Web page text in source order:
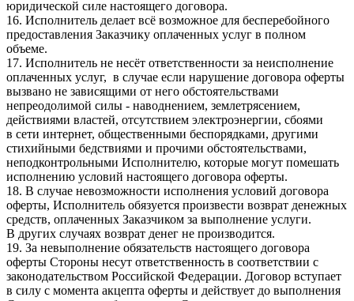
юридической силе настоящего договора.
16. Исполнитель делает всё возможное для бесперебойного
предоставления Заказчику оплаченных услуг в полном
объеме.
17. Исполнитель не несёт ответственности за неисполнение
оплаченных услуг, в случае если нарушение договора оферты
вызвано не зависящими от него обстоятельствами
непреодолимой силы - наводнением, землетрясением,
действиями властей, отсутствием электроэнергии, сбоями
в сети интернет, общественными беспорядками, другими
стихийными бедствиями и прочими обстоятельствами,
неподконтрольными Исполнителю, которые могут помешать
исполнению условий настоящего договора оферты.
18. В случае невозможности исполнения условий договора
оферты, Исполнитель обязуется произвести возврат денежных
средств, оплаченных Заказчиком за выполнение услуги.
В других случаях возврат денег не производится.
19. За невыполнение обязательств настоящего договора
оферты Стороны несут ответственность в соответствии с
законодательством Российской Федерации. Договор вступает
в силу с момента акцепта оферты и действует до выполнения